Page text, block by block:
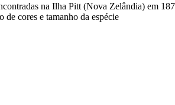
na Ilha Pitt (Nova Zelândia) em
cores e tamanho da espécie